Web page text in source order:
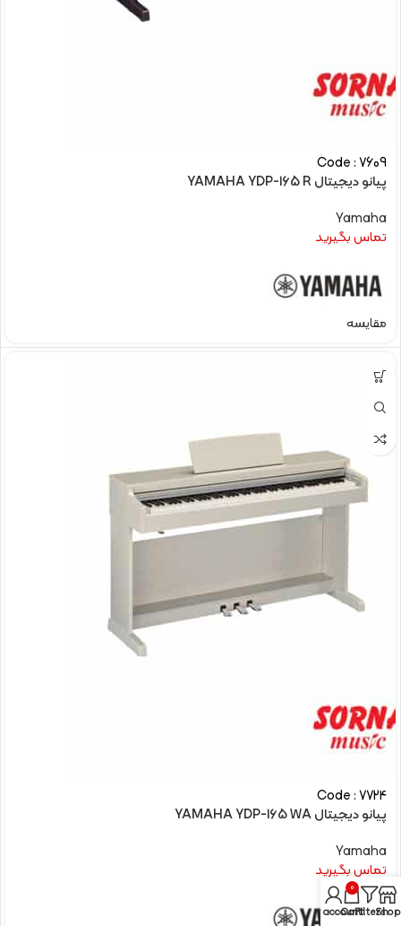
Code : 7609
پیانو دیجیتال YAMAHA YDP-165 R
Yamaha
تماس بگیرید
مقایسه
Code : 7724
پیانو دیجیتال YAMAHA YDP-165 WA
Yamaha
تماس بگیرید
Shop
Filters
0
Cart
My account